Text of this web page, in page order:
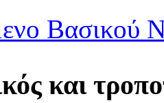
Βασικού
και